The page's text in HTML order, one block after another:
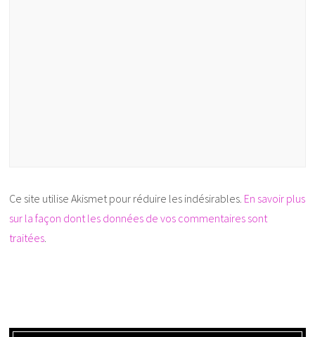
Ce site utilise Akismet pour réduire les indésirables. En savoir plus
sur la façon dont les données de vos commentaires sont
traitées.